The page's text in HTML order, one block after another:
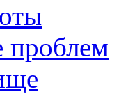
проблем